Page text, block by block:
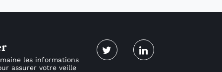
les informations
assurer votre veille